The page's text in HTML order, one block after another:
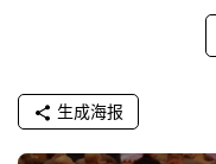
生成海报